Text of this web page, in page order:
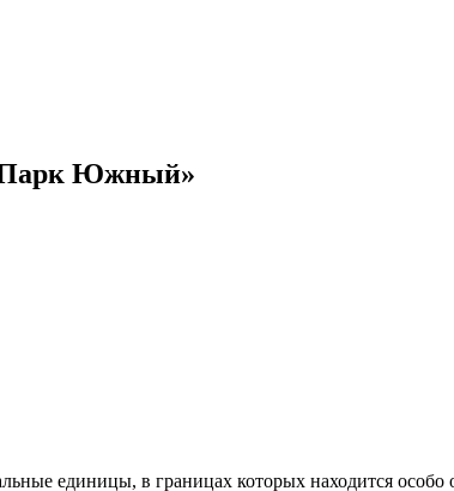
Южный»
единицы, в границах которых находится